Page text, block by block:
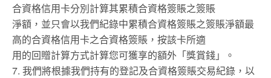
合資格信用卡分別計算其累積合資格簽賬之簽賬
淨額，並只會以我們紀錄中累積合資格簽賬之簽賬淨額最
高的合資格信用卡之合資格簽賬，按該卡所適
用的回贈計算方式計算您可獲享的額外「獎賞錢」。
7. 我們將根據我們持有的登記及合資格簽賬交易紀錄，以